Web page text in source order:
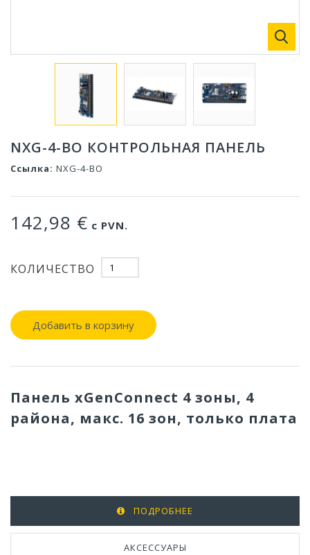
NXG-4-BO КОНТРОЛЬНАЯ ПАНЕЛЬ
Ссылка: NXG-4-BO
142,98 € с PVN.
КОЛИЧЕСТВО
Добавить в корзину
Панель xGenConnect 4 зоны, 4
района, макс. 16 зон, только плата
ПОДРОБНЕЕ
АКСЕССУАРЫ